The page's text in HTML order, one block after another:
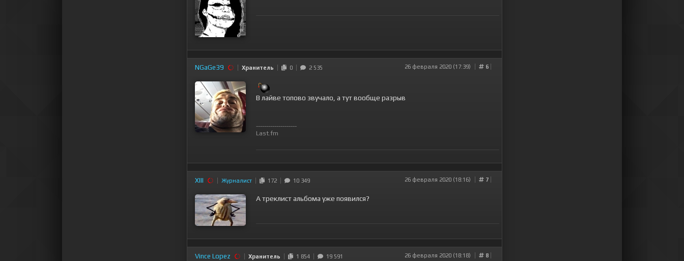
NGaGe39 Хранитель 0 2 535 26 февраля 2020 (17:39) 6
В лайве топово звучало, а тут вообще разрыв
--------------------
Last.fm
XIII Журналист 172 10 349 26 февраля 2020 (18:16) 7
А треклист альбома уже появился?
Vince Lopez Хранитель 1 854 19 591 26 февраля 2020 (18:18) 8